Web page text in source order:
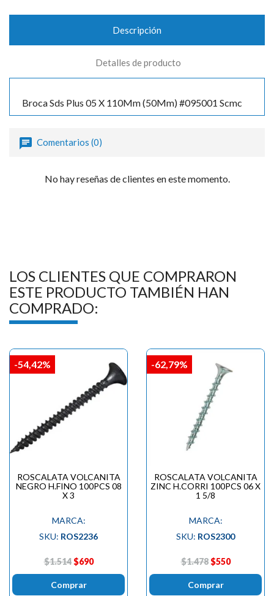
Descripción
Detalles de producto
Broca Sds Plus 05 X 110Mm (50Mm) #095001 Scmc
Comentarios (0)
No hay reseñas de clientes en este momento.
LOS CLIENTES QUE COMPRARON
ESTE PRODUCTO TAMBIÉN HAN
COMPRADO:
ROSCALATA VOLCANITA
NEGRO H.FINO 100PCS 08
X 3
MARCA:
SKU: ROS2236
$1.514 $690
Comprar
-54,42%
ROSCALATA VOLCANITA
ZINC H.CORRI 100PCS 06 X
1 5/8
MARCA:
SKU: ROS2300
$1.478 $550
Comprar
-62,79%